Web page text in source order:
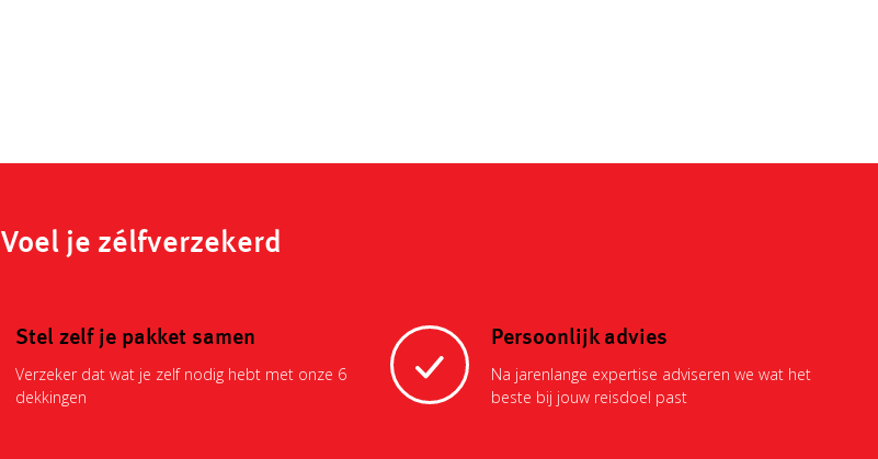
Voel je zélfverzekerd
Stel zelf je pakket samen
Verzeker dat wat je zelf nodig hebt met onze 6
dekkingen
Persoonlijk advies
Na jarenlange expertise adviseren we wat het
beste bij jouw reisdoel past